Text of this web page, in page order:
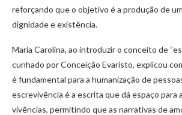
reforçando que o objetivo é a produção de
dignidade e existência.
Maria Carolina, ao introduzir o conceito de
cunhado por Conceição Evaristo, explicou
é fundamental para a humanização de
escrevivência é a escrita que dá espaço para
vivências, permitindo que as narrativas de